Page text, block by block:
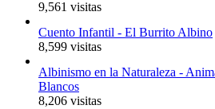
9,561 visitas
Cuento Infantil - El Burrito Albino
8,599 visitas
Albinismo en la Naturaleza -
Blancos
8,206 visitas